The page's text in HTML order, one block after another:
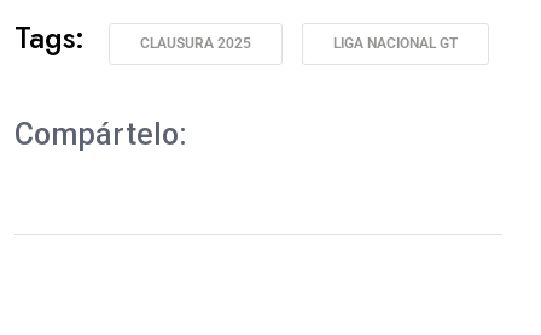
Tags: CLAUSURA 2025 LIGA NACIONAL GT
Compártelo: